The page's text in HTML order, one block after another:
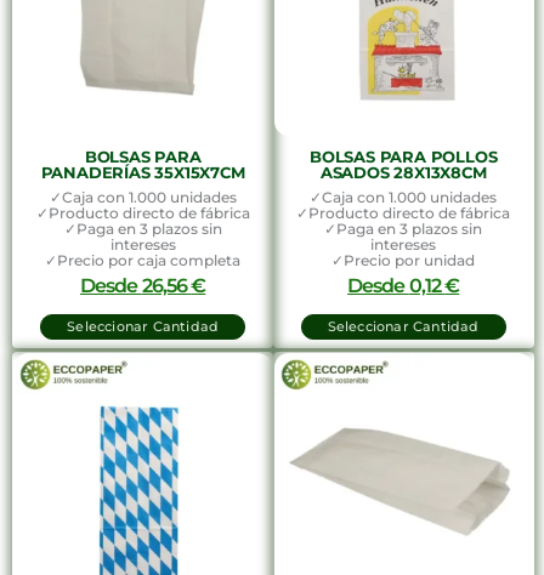
BOLSAS PARA
PANADERÍAS 35X15X7CM
✓Caja con 1.000 unidades
✓Producto directo de fábrica
✓Paga en 3 plazos sin
intereses
✓Precio por caja completa
Desde26,56€
Seleccionar Cantidad
BOLSAS PARA POLLOS
ASADOS 28X13X8CM
✓Caja con 1.000 unidades
✓Producto directo de fábrica
✓Paga en 3 plazos sin
intereses
✓Precio por unidad
Desde0,12€
Seleccionar Cantidad